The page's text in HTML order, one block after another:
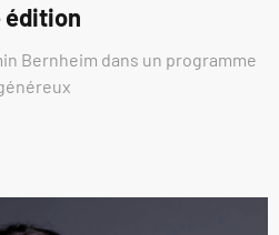
édition
Bernheim dans un programme